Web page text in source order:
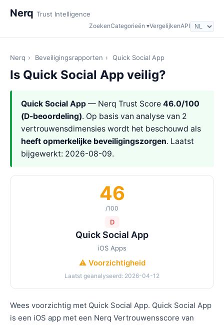
Nerq Trust Intelligence
ZoekenCategorieën ▾VergelijkenAPI
Nerq › Beveiligingsrapporten › Quick Social App
Is Quick Social App veilig?
Quick Social App — Nerq Trust Score 46.0/100
(D-beoordeling). Op basis van analyse van 2
vertrouwensdimensies wordt het beschouwd als
heeft opmerkelijke beveiligingszorgen. Laatst
bijgewerkt: 2026-08-09.
46
/100
D
Quick Social App
iOS Apps
⚠️ Voorzichtigheid
Laatst geanalyseerd: 2026-04-12
Wees voorzichtig met Quick Social App. Quick Social App
is een iOS app met een Nerq Vertrouwensscore van